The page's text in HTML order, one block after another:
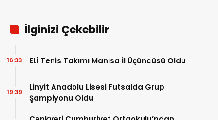
İlginizi Çekebilir
ELİ Tenis Takımı Manisa İl Üçüncüsü Oldu
16:33
Linyit Anadolu Lisesi Futsalda Grup
Şampiyonu Oldu
19:39